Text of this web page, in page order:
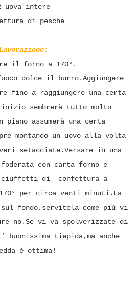
uova intere
di pesche
il forno a 170°.
dolce il burro.Aggiungere
fino a raggiungere una certa
sembrerà tutto molto
piano assumerà una certa
montando un uovo alla volta
setacciate.Versare in una
con carta forno e
ciuffetti di confettura a
per circa venti minuti.La
sul fondo,servitela come più vi
no.Se vi va spolverizzate di
buonissima tiepida,ma anche
è ottima!